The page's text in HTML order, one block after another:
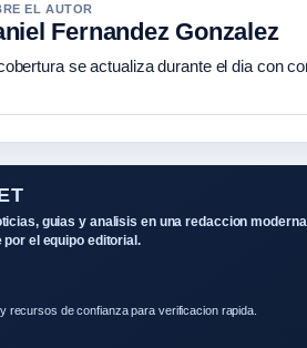
EL AUTOR
Fernandez Gonzalez
se actualiza durante el dia con
guias y analisis en una redaccion
el equipo editorial.
recursos de confianza para verificacion rapida.